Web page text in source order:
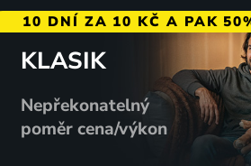
prostředí
10 DNÍ ZA 10 KČ A PAK
KLASIK
Nepřekonatelný
poměr cena/výkon